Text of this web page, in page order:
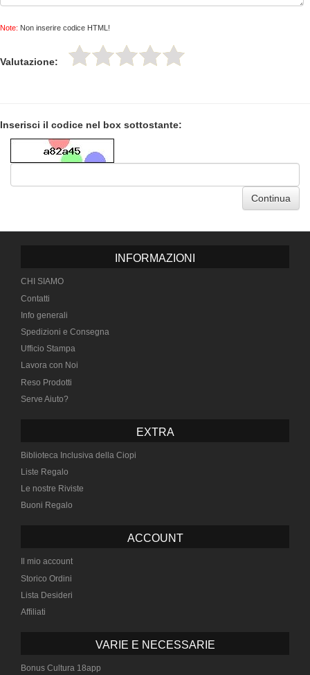
Note: Non inserire codice HTML!
Valutazione:
Inserisci il codice nel box sottostante:
Continua
INFORMAZIONI
CHI SIAMO
Contatti
Info generali
Spedizioni e Consegna
Ufficio Stampa
Lavora con Noi
Reso Prodotti
Serve Aiuto?
EXTRA
Biblioteca Inclusiva della Ciopi
Liste Regalo
Le nostre Riviste
Buoni Regalo
ACCOUNT
Il mio account
Storico Ordini
Lista Desideri
Affiliati
VARIE E NECESSARIE
Bonus Cultura 18app